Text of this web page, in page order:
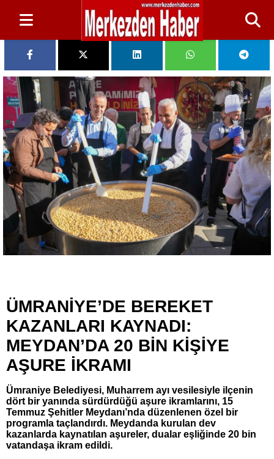
ÜMRANİYE’DE BEREKET
KAZANLARI KAYNADI:
MEYDAN’DA 20 BİN KİŞİYE
AŞURE İKRAMI
Ümraniye Belediyesi, Muharrem ayı vesilesiyle ilçenin
dört bir yanında sürdürdüğü aşure ikramlarını, 15
Temmuz Şehitler Meydanı’nda düzenlenen özel bir
programla taçlandırdı. Meydanda kurulan dev
kazanlarda kaynatılan aşureler, dualar eşliğinde 20 bin
vatandaşa ikram edildi.